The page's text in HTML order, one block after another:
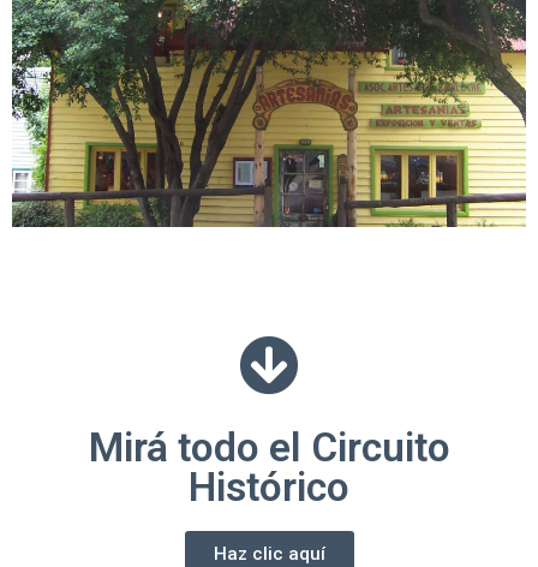
Mirá todo el Circuito
Histórico
Haz clic aquí